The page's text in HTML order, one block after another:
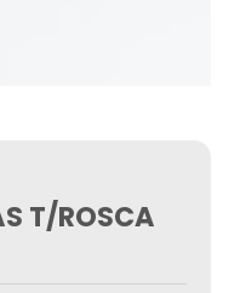
T/ROSCA